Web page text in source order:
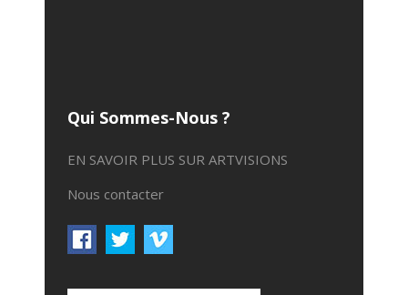
Qui Sommes-Nous ?
EN SAVOIR PLUS SUR ARTVISIONS
Nous contacter